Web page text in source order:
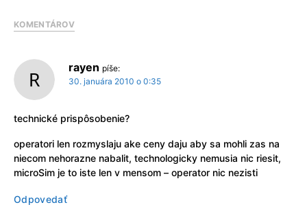
KOMENTÁROV
rayen píše:
30. januára 2010 o 0:35
technické prispôsobenie?
operatori len rozmyslaju ake ceny daju aby sa mohli zas na
niecom nehorazne nabalit, technologicky nemusia nic riesit,
microSim je to iste len v mensom – operator nic nezisti
Odpovedať